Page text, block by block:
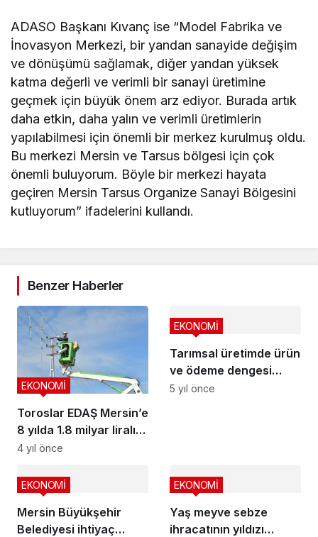
ADASO Başkanı Kıvanç ise “Model Fabrika ve
İnovasyon Merkezi, bir yandan sanayide değişim
ve dönüşümü sağlamak, diğer yandan yüksek
katma değerli ve verimli bir sanayi üretimine
geçmek için büyük önem arz ediyor. Burada artık
daha etkin, daha yalın ve verimli üretimlerin
yapılabilmesi için önemli bir merkez kurulmuş oldu.
Bu merkezi Mersin ve Tarsus bölgesi için çok
önemli buluyorum. Böyle bir merkezi hayata
geçiren Mersin Tarsus Organize Sanayi Bölgesini
kutluyorum” ifadelerini kullandı.
Benzer Haberler
Toroslar EDAŞ Mersin’e
8 yılda 1.8 milyar liralık
yatırım yaptı
EKONOMİ
4 yıl önce
Tarımsal üretimde ürün
ve ödeme dengesi
bozuldu
EKONOMİ
5 yıl önce
Mersin Büyükşehir
Belediyesi ihtiyaç
EKONOMİ
Yaş meyve sebze
ihracatının yıldızı
EKONOMİ